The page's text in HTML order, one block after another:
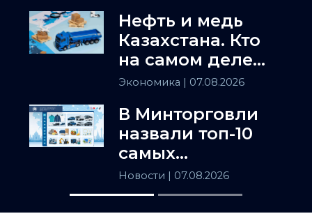
Нефть и медь
Казахстана. Кто
на самом деле
держит
Азию
Экономика | 07.08.2026
В Минторговли
назвали топ-10
самых
популярных
товаров в
Казахстане
Новости | 07.08.2026